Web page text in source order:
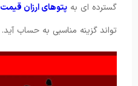
گسترده ای به پتوهای ارزان قیمت
تواند گزینه مناسبی به حساب آید.